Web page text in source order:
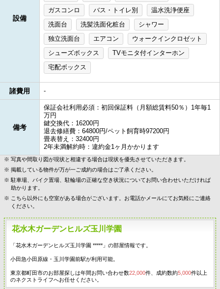
設備
ガスコンロ
バス・トイレ別
温水洗浄便座
洗面台
洗髪洗面化粧台
シャワー
独立洗面台
エアコン
ウォークインクロゼット
シューズボックス
TVモニタ付インターホン
宅配ボックス
諸費用 -
備考
保証会社利用必須：初回保証料（月額総賃料50％）1年毎1
万円
鍵交換代：16200円
退去修繕費：64800円/ペット飼育時97200円
畳表替え：32400円
2年未満解約時：違約金1ヶ月かかります
写真や間取り図が現状と相違する場合は現状を優先させていただきます。
掲載している物件が万が一ご成約の場合はご了承ください。
駐車場、バイク置場、駐輪場の正確な空き状況についてお問い合わせいただければ
助かります。
こちら以外にも空室がある場合がございます。お電話かメールにてお気軽にご連絡
ください。
花水木ガーデンヒルズ玉川学園
「花水木ガーデンヒルズ玉川学園 *****」の部屋情報です。
小田急小田原線・玉川学園前駅が利用可能。
東京都町田市のお部屋探しは年間お問い合わせ数22,000件、成約数約5,000件以上
のネクストライフへお任せください。